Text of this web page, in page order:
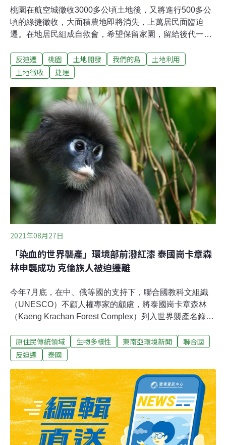
桃園在航空城徵收3000多公頃土地後，又將進行500多公
頃的綠捷徵收，大面積農地即將消失，上萬居民面臨迫
遷。在地居民組成自救會，希望保留家園，留給後代一個
稱綠捷，全長約27公里，共設21站，同時提出捷運綠線
G12、G13、G13a車站及北機廠周邊土地開發計畫，區段
由於綠捷開發總經費高達980多億元，中央政府提供補
助，不過桃園市政府仍要負擔48％自籌款，將近500億，
如何籌措財源，成為重大難題。
反迫遷 桃園 土地開發 我們的島
土地利用
土地徵收
捷運
2021年08月27日
「染血的世界襲產」環境部前潑紅漆 泰國崗卡章森
林申襲成功 克倫族人被迫遷離
今年7月底，在中、俄等國的支持下，聯合國教科文組織
（UNESCO）不顧人權專家的顧慮，將泰國崗卡章森林
（Kaeng Krachan Forest Complex）列入世界襲產名錄。
期遭受泰國政府迫遷騷擾，甚至有族人因為反迫遷而遇
害。在決議作成的前幾個小時，聲援克倫族的群眾聚集在
為題宣讀聲明，反對這片森林被列入世界襲產，並在現場
潑灑紅色油漆。跨喜馬拉雅、中南半島、蘇門答臘生物
相 崗卡章森林物種豐富UNESCO世界襲產委員會今年7月
底以視訊方式舉行第44屆大會。期間由21個會員國代表以
12比9的票數，決議將橫跨泰國叻丕府（Ratchaburi）、
佛丕府（Phetchaburi）與巴蜀府（Prachuap Khiri
原住民傳統領域 生物多樣性 東南亞環境新聞
聯合國
反迫遷
泰國